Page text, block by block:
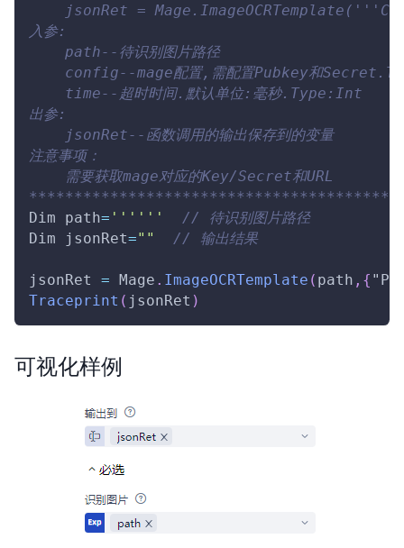
jsonRet =
入参:
    path--待识别图片路径
config--mage配置,需配置Pubkey和
    time--超时时间.默认单位:毫秒.Type:Int
出参:
    jsonRet--函数调用的输出保存到的变量
注意事项：
    需要获取mage对应的Key/Secret和URL
Dim path= '' '' ''
// 待识别图片路径
Dim jsonRet="" // 输出结果
jsonRet = Mage . ImageOCRTemplate ( path , {
Traceprint ( jsonRet )
可视化样例